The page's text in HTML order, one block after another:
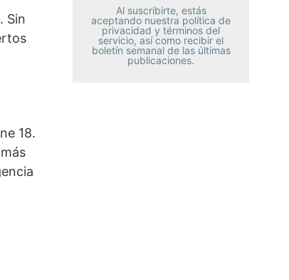
Sin
18.
Al suscribirte, estás
aceptando nuestra política de
privacidad y términos del
servicio, así como recibir el
boletín semanal de las últimas
publicaciones.